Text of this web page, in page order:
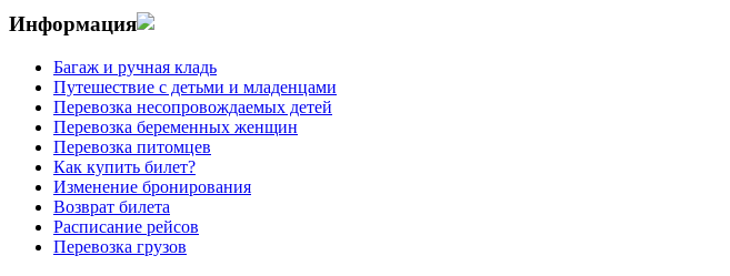
Информация
Багаж и ручная кладь
Путешествие с детьми и младенцами
Перевозка несопровождаемых детей
Перевозка беременных женщин
Перевозка питомцев
Как купить билет?
Изменение бронирования
Возврат билета
Расписание рейсов
Перевозка грузов